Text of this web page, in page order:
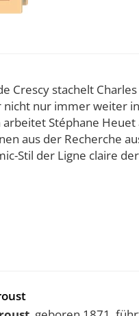
Crescy stachelt
nur immer weiter
Stéphane
aus der Recherche
Stil der Ligne claire